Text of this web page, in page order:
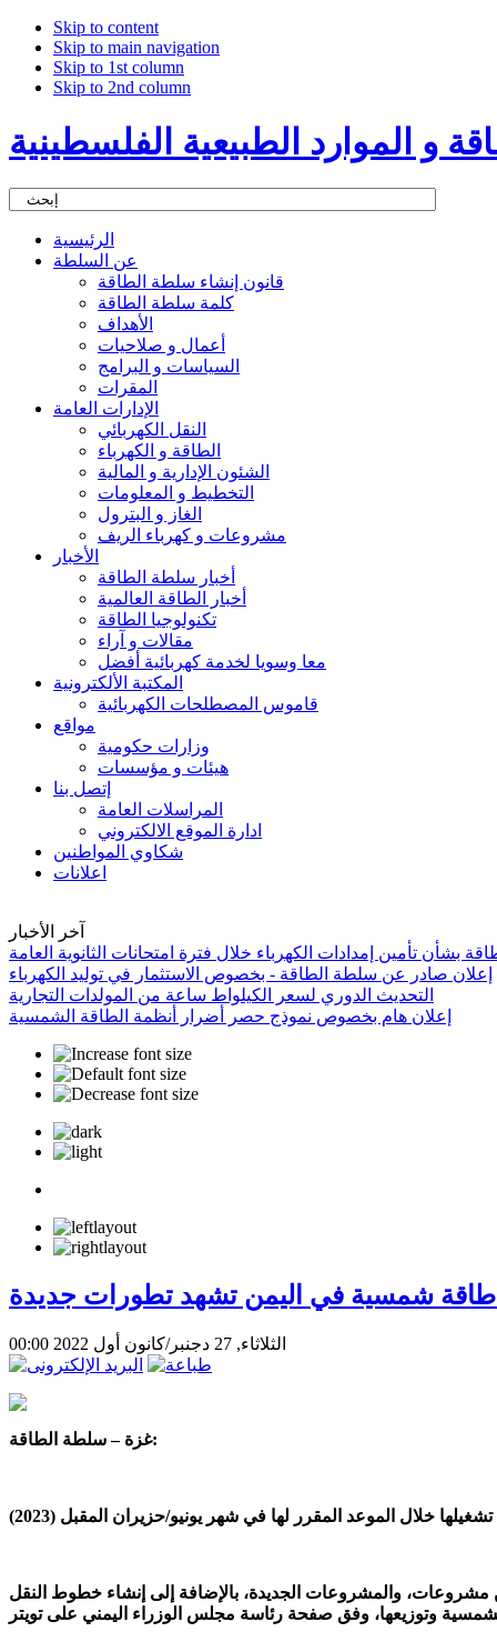
Skip to content
Skip to main navigation
Skip to 1st column
Skip to 2nd column
و الموارد الطبيعية الفلسطينية
الرئيسية
عن السلطة
قانون إنشاء سلطة الطاقة
كلمة سلطة الطاقة
الأهداف
أعمال و صلاحيات
السياسات و البرامج
المقرات
الإدارات العامة
النقل الكهربائي
الطاقة و الكهرباء
الشئون الإدارية و المالية
التخطيط و المعلومات
الغاز و البترول
مشروعات و كهرباء الريف
الأخبار
أخبار سلطة الطاقة
أخبار الطاقة العالمية
تكنولوجيا الطاقة
مقالات و آراء
معا وسويا لخدمة كهربائية أفضل
المكتبة الألكترونية
قاموس المصطلحات الكهربائية
مواقع
وزارات حكومية
هيئات و مؤسسات
إتصل بنا
المراسلات العامة
ادارة الموقع الالكتروني
شكاوي المواطنين
اعلانات
آخر الأخبار
بشأن تأمين إمدادات الكهرباء خلال فترة امتحانات الثانوية العامة
إعلان صادر عن سلطة الطاقة - بخصوص الاستثمار في توليد الكهرباء
التحديث الدوري لسعر الكيلواط ساعة من المولدات التجارية
إعلان هام بخصوص نموذج حصر أضرار أنظمة الطاقة الشمسية
طاقة شمسية في اليمن تشهد تطورات جديدة
الثلاثاء, 27 دجنبر/كانون أول 2022 00:00
غزة – سلطة الطاقة:
خلال اجتماع مجلس الوزراء، تضمن ما أُنجز من مشروعات، والمشروعات الجديدة، بالإضافة إلى إنشاء خطوط النقل